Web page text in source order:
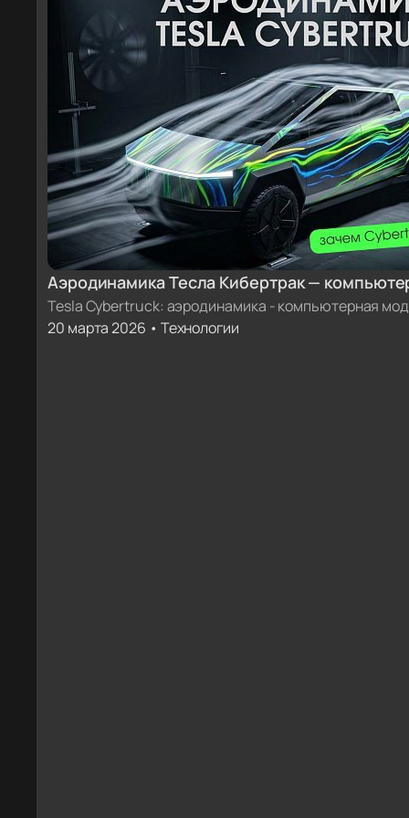
Аэродинамика Тесла Кибертрак —
Tesla Cybertruck: аэродинамика - компьютерная
20 марта 2026 • Технологии